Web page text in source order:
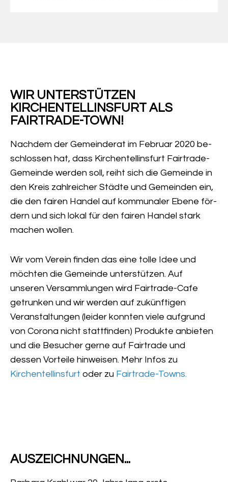
WIR UNTERSTÜTZEN
KIRCHENTELLINSFURT ALS
FAIRTRADE-TOWN!
Nachdem der Ge­mein­de­rat im Februar 2020 be­
schlos­sen hat, dass Kir­chen­tel­lins­furt Fairtrade-
Ge­mein­de wer­den soll, reiht sich die Gemeinde in
den Kreis zahl­rei­cher Städ­te und Ge­mein­den ein­,
die den fai­ren Han­del auf kom­mu­na­ler Ebene för­
dern und sich lokal für den fai­ren Han­del stark
ma­chen wol­len.
Wir vom Verein finden das eine tolle Idee und
möchten die Gemeinde unterstützen. Auf
unseren Versammlungen wird Fairtrade-Cafe
getrunken und wir werden auf zukünftigen
Veranstaltungen (leider konnten viele aufgrund
von Corona nicht stattfinden) Produkte anbieten
und die Besucher gerne auf Fairtrade und
dessen Vorteile hinweisen. Mehr Infos zu
Kirchentellinsfurt oder zu Fairtrade-Towns.
AUSZEICHNUNGEN...